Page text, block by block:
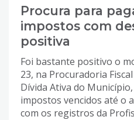
Procura para
impostos com
positiva
Foi bastante positivo o
23, na Procuradoria
Dívida Ativa do
impostos vencidos até o
com os registros da